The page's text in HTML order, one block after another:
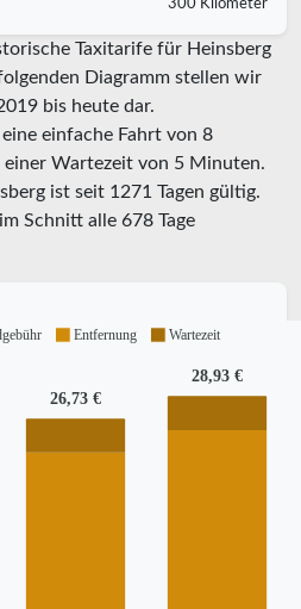
300 Kilometer
Taxitarife für Heinsberg
Diagramm stellen wir
bis heute dar.
einfache Fahrt von 8
Wartezeit von 5 Minuten.
ist seit 1271 Tagen gültig.
Schnitt alle 678 Tage
26,73 €
28,93 €
Entfernung Wartezeit